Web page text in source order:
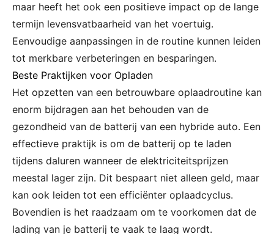
maar heeft het ook een positieve impact op de lange
termijn levensvatbaarheid van het voertuig.
Eenvoudige aanpassingen in de routine kunnen leiden
tot merkbare verbeteringen en besparingen.
Beste Praktijken voor Opladen
Het opzetten van een betrouwbare oplaadroutine kan
enorm bijdragen aan het behouden van de
gezondheid van de batterij van een hybride auto. Een
effectieve praktijk is om de batterij op te laden
tijdens daluren wanneer de elektriciteitsprijzen
meestal lager zijn. Dit bespaart niet alleen geld, maar
kan ook leiden tot een efficiënter oplaadcyclus.
Bovendien is het raadzaam om te voorkomen dat de
lading van je batterij te vaak te laag wordt.